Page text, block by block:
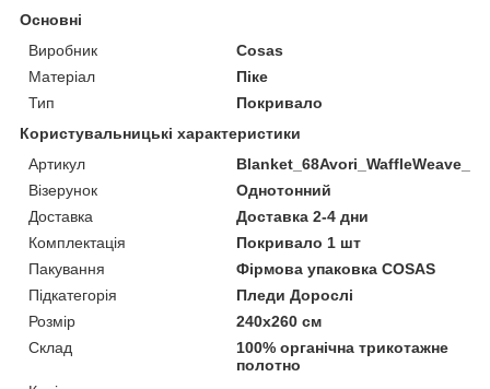
Основні
Виробник
Cosas
Матеріал
Піке
Тип
Покривало
Користувальницькі характеристики
Артикул
Візерунок
Однотонний
Доставка
Доставка 2-4 дни
Комплектація
Покривало 1 шт
Пакування
Фірмова упаковка COSAS
Підкатегорія
Пледи Дорослі
Розмір
240х260 см
Склад
100% органічна трикотажне
полотно